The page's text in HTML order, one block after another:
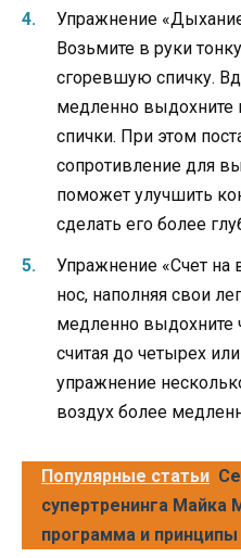
Упражнение
Возьмите в руки
сгоревшую спичку.
медленно выдохните
спички. При этом
сопротивление для
поможет улучшить
сделать его более
Упражнение «Счет на
нос, наполняя свои
медленно выдохните
считая до четырех
упражнение
воздух более
Популярные статьи
супертренинга Майка
программа и